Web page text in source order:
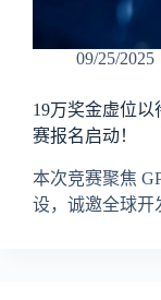
09/25/2025
19万奖金虚位
赛报名启动！
本次竞赛聚焦
设，诚邀全球开